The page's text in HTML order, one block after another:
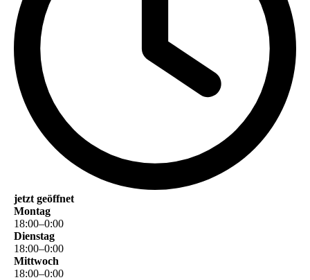
jetzt geöffnet
Montag
18:00–0:00
Dienstag
18:00–0:00
Mittwoch
18:00–0:00